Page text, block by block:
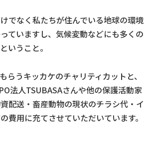
でなく私たちが住んでいる地球の環境
ていますし、気候変動などにも多くの
いうこと。
らうキッカケのチャリティカットと、
法人TSUBASAさんや他の保護活動家
配送・畜産動物の現状のチラシ代・イ
費用に充てさせていただいています。